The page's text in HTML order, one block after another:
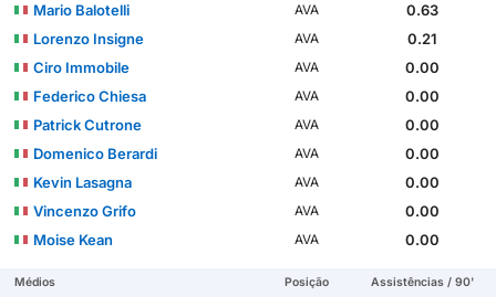
Mario Balotelli
AVA
0.63
Lorenzo Insigne
AVA
0.21
Ciro Immobile
AVA
0.00
Federico Chiesa
AVA
0.00
Patrick Cutrone
AVA
0.00
Domenico Berardi
AVA
0.00
Kevin Lasagna
AVA
0.00
Vincenzo Grifo
AVA
0.00
Moise Kean
AVA 0.00
Médios Posição Assistências / 90'